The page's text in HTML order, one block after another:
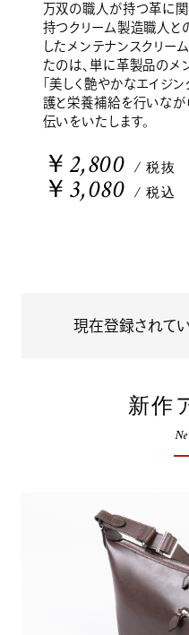
万双の職人が持つ革に関
持つクリーム製造職人と
したメンテナンスクリー
たのは、単に革製品のメ
「美しく艶やかなエイジ
護と栄養補給を行いなが
伝いをいたします。
￥2,800 / 税抜
￥3,080 / 税込
現在登録されて
新作